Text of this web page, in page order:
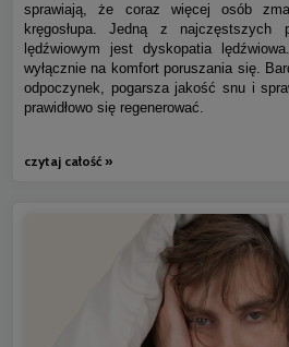
sprawiają, że coraz więcej osób
kręgosłupa. Jedną z
lędźwiowym jest dyskopatia
wyłącznie na komfort poruszania się.
odpoczynek, pogarsza jakość snu i
prawidłowo się regenerować.
czytaj całość »